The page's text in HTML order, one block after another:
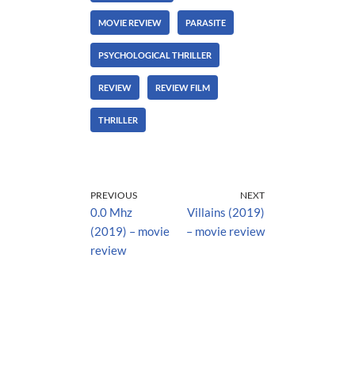
MOVIE REVIEW PARASITE
PSYCHOLOGICAL THRILLER
REVIEW REVIEW FILM
THRILLER
PREVIOUS
0.0 Mhz
(2019) – movie
review
NEXT
Villains (2019)
– movie review